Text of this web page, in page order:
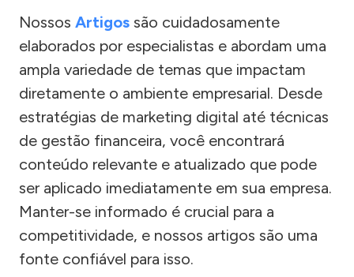
Nossos Artigos são cuidadosamente
elaborados por especialistas e abordam uma
ampla variedade de temas que impactam
diretamente o ambiente empresarial. Desde
estratégias de marketing digital até técnicas
de gestão financeira, você encontrará
conteúdo relevante e atualizado que pode
ser aplicado imediatamente em sua empresa.
Manter-se informado é crucial para a
competitividade, e nossos artigos são uma
fonte confiável para isso.